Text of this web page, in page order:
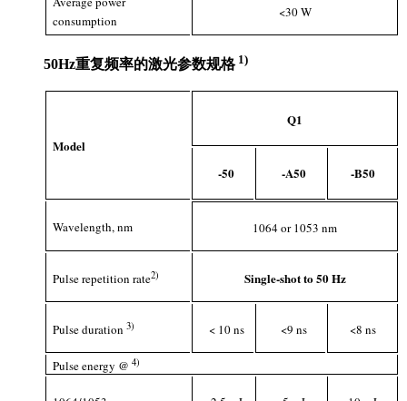
consumption
<30 W
50Hz重复频率的激光参数规格 1)
Model
Q1
-50 -A50 -B50
Wavelength, nm 1064 or 1053 nm
Pulse repetition rate2) Single-shot to 50 Hz
Pulse duration3) < 10 ns <9 ns <8 ns
Pulse energy @4)